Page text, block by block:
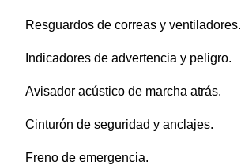
Resguardos de correas y ventiladores.
Indicadores de advertencia y peligro.
Avisador acústico de marcha atrás.
Cinturón de seguridad y anclajes.
Freno de emergencia.